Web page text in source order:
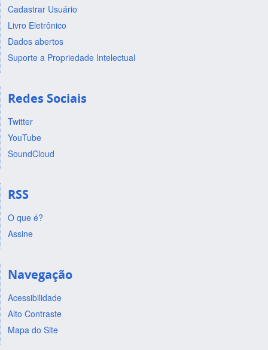
Cadastrar Usuário
Livro Eletrônico
Dados abertos
Suporte a Propriedade Intelectual
Redes Sociais
Twitter
YouTube
SoundCloud
RSS
O que é?
Assine
Navegação
Acessibilidade
Alto Contraste
Mapa do Site